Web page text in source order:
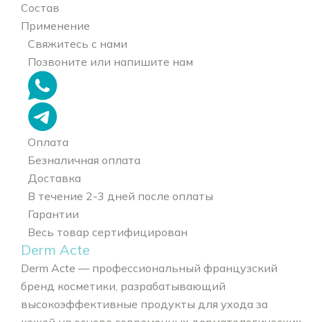
Состав
Применение
Свяжитесь с нами
Позвоните или напишите нам
Оплата
Безналичная оплата
Доставка
В течение 2-3 дней после оплаты
Гарантии
Весь товар сертифицирован
Derm Acte
Derm Acte — профессиональный французский
бренд косметики, разрабатывающий
высокоэффективные продукты для ухода за